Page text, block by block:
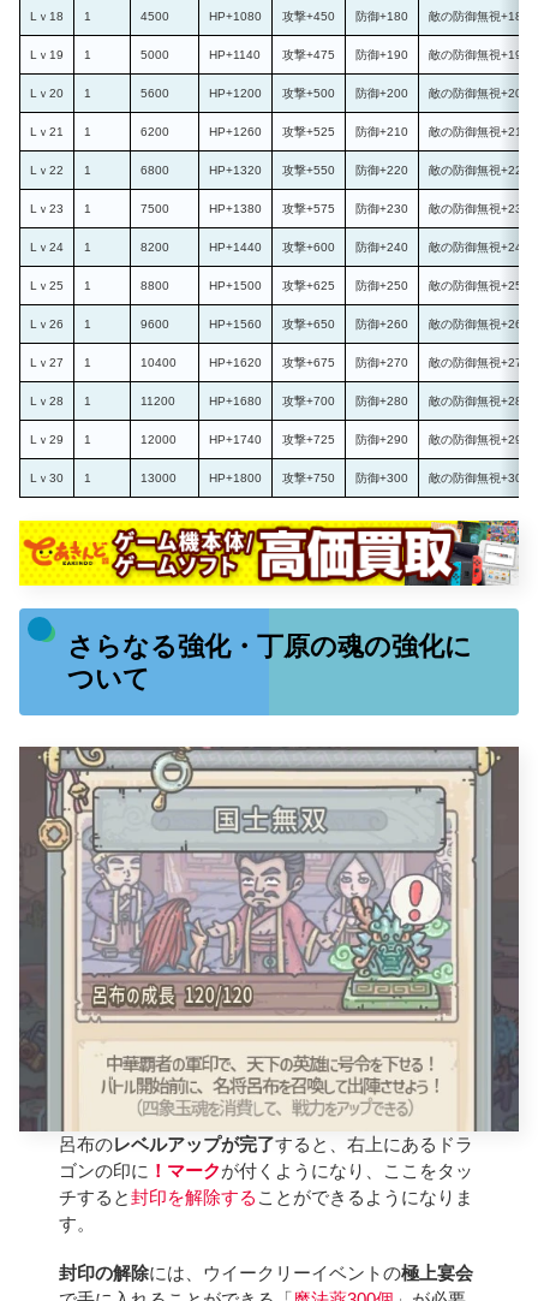
Lｖ18 1 4500 HP+1080 攻撃+450 防御+180 敵の防御無視+18％
Lｖ19 1 5000 HP+1140 攻撃+475 防御+190 敵の防御無視+19％
Lｖ20 1 5600 HP+1200 攻撃+500 防御+200 敵の防御無視+20％
Lｖ21 1 6200 HP+1260 攻撃+525 防御+210 敵の防御無視+21％
Lｖ22 1 6800 HP+1320 攻撃+550 防御+220 敵の防御無視+22％
Lｖ23 1 7500 HP+1380 攻撃+575 防御+230 敵の防御無視+23％
Lｖ24 1 8200 HP+1440 攻撃+600 防御+240 敵の防御無視+24％
Lｖ25 1 8800 HP+1500 攻撃+625 防御+250 敵の防御無視+25％
Lｖ26 1 9600 HP+1560 攻撃+650 防御+260 敵の防御無視+26％
Lｖ27 1 10400 HP+1620 攻撃+675 防御+270 敵の防御無視+27％
Lｖ28 1 11200 HP+1680 攻撃+700 防御+280 敵の防御無視+28％
Lｖ29 1 12000 HP+1740 攻撃+725 防御+290 敵の防御無視+29％
Lｖ30 1 13000 HP+1800 攻撃+750 防御+300 敵の防御無視+30％
さらなる強化・丁原の魂の強化に
ついて
呂布のレベルアップが完了すると、右上にあるドラ
ゴンの印に ！マークが付くようになり、ここをタッ
チすると封印を解除する ことができるようになりま
す。
封印の解除には、ウイークリーイベントの極上宴会